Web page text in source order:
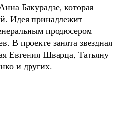
Бакурадзе, которая
Идея принадлежит
продюсером
В проекте занята звездная
Евгения Шварца, Татьяну
и других.